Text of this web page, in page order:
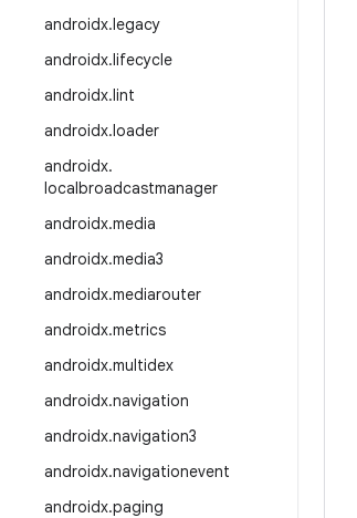
androidx.legacy
androidx.lifecycle
androidx.lint
androidx.loader
androidx.
localbroadcastmanager
androidx.media
androidx.media3
androidx.mediarouter
androidx.metrics
androidx.multidex
androidx.navigation
androidx.navigation3
androidx.navigationevent
androidx.paging